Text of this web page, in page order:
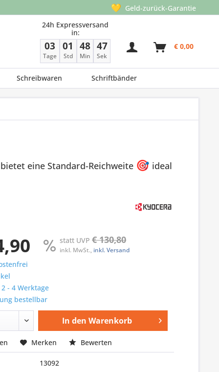
💛 Geld-zurück-Garantie
24h Expressversand
in:
03
Tage
01
Std
48
Min
46
Sek
€ 0,00
Schreibwaren Schriftbänder
eine Standard-Reichweite 🎯 ideal
statt UVP€ 130,80
inkl. MwSt., inkl. Versand
- 4 Werktage
bestellbar
In den Warenkorb
Merken Bewerten
13092